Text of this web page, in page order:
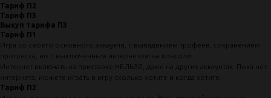
Тариф П2
Тариф П3
Выкуп тарифа П3
Тариф П1
Игра со своего основного аккаунта, с выпадением трофеев, сохранением
прогресса, но с выключенным интернетом на консоли.
Интернет включать на приставке НЕЛЬЗЯ, даже на других аккаунтах. Пока нет
интернета, можете играть в игру сколько хотите и когда хотите.
Тариф П2